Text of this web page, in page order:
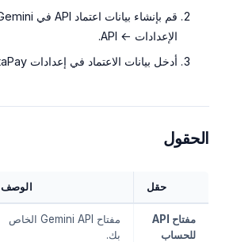
الإعدادات ← API.
أدخل بيانات الاعتماد في إعدادات QuantaPay.
الحقول
حقل الوصف
مفتاح API
للحساب
مفتاح Gemini API الخاص
بك.